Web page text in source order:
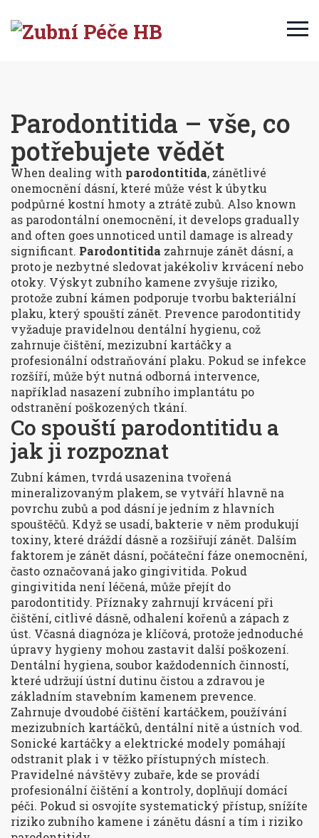
Parodontitida – vše, co
potřebujete vědět
When dealing with parodontitida, zánětlivé
onemocnění dásní, které může vést k úbytku
podpůrné kostní hmoty a ztrátě zubů. Also known
as parodontální onemocnění, it develops gradually
and often goes unnoticed until damage is already
significant. Parodontitida zahrnuje zánět dásní, a
proto je nezbytné sledovat jakékoliv krvácení nebo
otoky. Výskyt zubního kamene zvyšuje riziko,
protože zubní kámen podporuje tvorbu bakteriální
plaku, který spouští zánět. Prevence parodontitidy
vyžaduje pravidelnou dentální hygienu, což
zahrnuje čištění, mezizubní kartáčky a
profesionální odstraňování plaku. Pokud se infekce
rozšíří, může být nutná odborná intervence,
například nasazení zubního implantátu po
odstranění poškozených tkání.
Co spouští parodontitidu a
jak ji rozpoznat
Zubní kámen, tvrdá usazenina tvořená
mineralizovaným plakem, se vytváří hlavně na
povrchu zubů a pod dásníje jedním z hlavních
spouštěčů. Když se usadí, bakterie v něm produkují
toxiny, které dráždí dásně a rozšiřují zánět. Dalším
faktorem je zánět dásní, počáteční fáze onemocnění,
často označovaná jako gingivitida. Pokud
gingivitida není léčená, může přejít do
parodontitidy. Příznaky zahrnují krvácení při
čištění, citlivé dásně, odhalení kořenů a zápach z
úst. Včasná diagnóza je klíčová, protože jednoduché
úpravy hygieny mohou zastavit další poškození.
Dentální hygiena, soubor každodenních činností,
které udržují ústní dutinu čistou a zdravouje
základním stavebním kamenem prevence.
Zahrnuje dvoudobé čištění kartáčkem, používání
mezizubních kartáčků, dentální nitě a ústních vod.
Sonické kartáčky a elektrické modely pomáhají
odstranit plak i v těžko přístupných místech.
Pravidelné návštěvy zubaře, kde se provádí
profesionální čištění a kontroly, doplňují domácí
péči. Pokud si osvojíte systematický přístup, snížíte
riziko zubního kamene i zánětu dásní a tím i riziko